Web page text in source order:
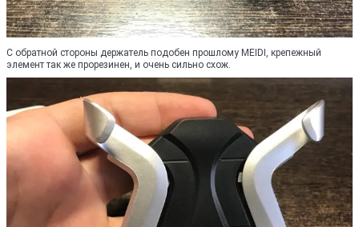
С обратной стороны держатель подобен прошлому MEIDI, крепежный
элемент так же прорезинен, и очень сильно схож.